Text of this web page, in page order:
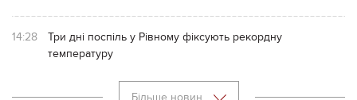
14:28
Три дні поспіль у Рівному фіксують рекордну
температуру